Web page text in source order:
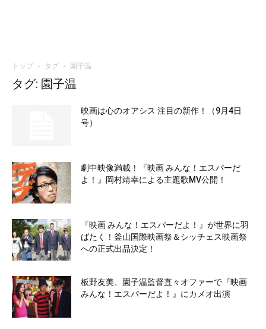
トップ タグ 園子温
タグ: 園子温
映画は心のオアシス 注目の新作！（9月4日
号）
劇中映像満載！『映画 みんな！エスパーだ
よ！』岡村靖幸による主題歌MV公開！
『映画 みんな！エスパーだよ！』が世界に羽
ばたく！釜山国際映画祭＆シッチェス映画祭
への正式出品決定！
板野友美、園子温監督直々オファーで『映画
みんな！エスパーだよ！』にカメオ出演